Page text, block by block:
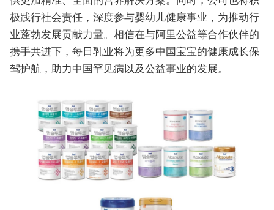
极践行社会责任，深度参与婴幼儿健康事业，为推动行
业蓬勃发展贡献力量。相信在与阿里公益等合作伙伴的
携手共进下，每日乳业将为更多中国宝宝的健康成长保
驾护航，助力中国罕见病以及公益事业的发展。